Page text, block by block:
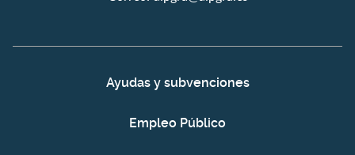
Ayudas y subvenciones
Empleo Público